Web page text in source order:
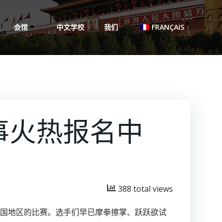
会馆 中文学校 我们 FRANÇAIS
热报名中
388 total views
地区的比赛。选手们早已摩拳擦掌、跃跃欲试